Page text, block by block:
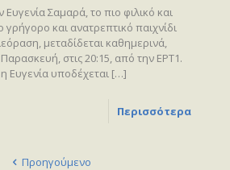
Ευγενία Σαμαρά, το πιο φιλικό και
γρήγορο και ανατρεπτικό παιχνίδι
μεταδίδεται καθημερινά,
στις 20:15, από την ΕΡΤ1.
Ευγενία υποδέχεται […]
Περισσότερα
Προηγούμενο